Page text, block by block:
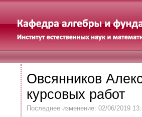
Овсянников
курсовых работ
Последнее изменение: 02/06/2019